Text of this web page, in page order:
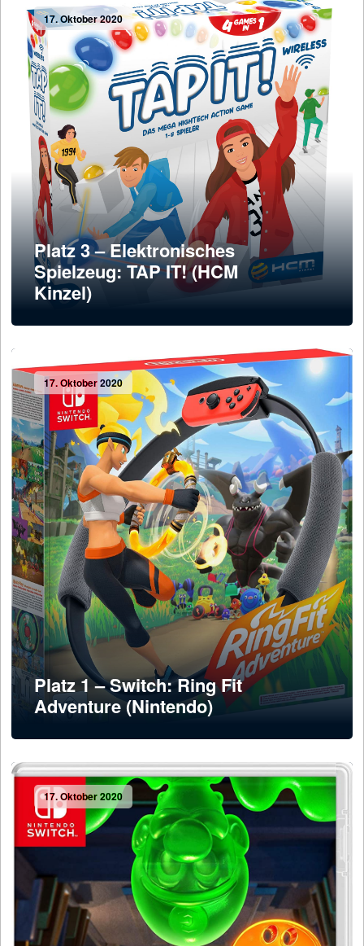
17. Oktober 2020
Platz 3 – Elektronisches
Spielzeug: TAP IT! (HCM
Kinzel)
17. Oktober 2020
Platz 1 – Switch: Ring Fit
Adventure (Nintendo)
17. Oktober 2020